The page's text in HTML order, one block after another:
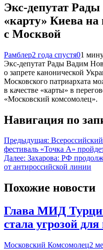
Экс-депутат
«карту» Киева на
с Москвой
Рамблер2 года спустя01
Экс-депутат Рады Вадим
о запрете канонической
Московского патриархата
в качестве «карты» в
«Московский комсомолец».
Навигация по
Предыдущая:
фестиваль «Точка А»
Далее: Захарова: РФ
от антироссийской линии
Похожие новости
Глава МИД
стала угрозой
Московский Комсомолец2